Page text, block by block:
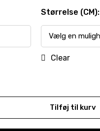
Størrelse (CM):
Clear
Tilføj til kurv